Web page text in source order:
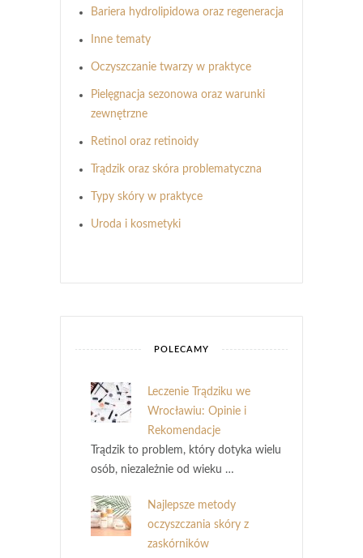
Bariera hydrolipidowa oraz regeneracja
Inne tematy
Oczyszczanie twarzy w praktyce
Pielęgnacja sezonowa oraz warunki
zewnętrzne
Retinol oraz retinoidy
Trądzik oraz skóra problematyczna
Typy skóry w praktyce
Uroda i kosmetyki
POLECAMY
Leczenie Trądziku we
Wrocławiu: Opinie i
Rekomendacje
Trądzik to problem, który dotyka wielu
osób, niezależnie od wieku …
Najlepsze metody
oczyszczania skóry z
zaskórników